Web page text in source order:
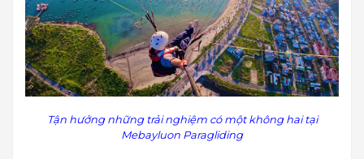
Tận hưởng những trải nghiệm có một không hai tại
Mebayluon Paragliding